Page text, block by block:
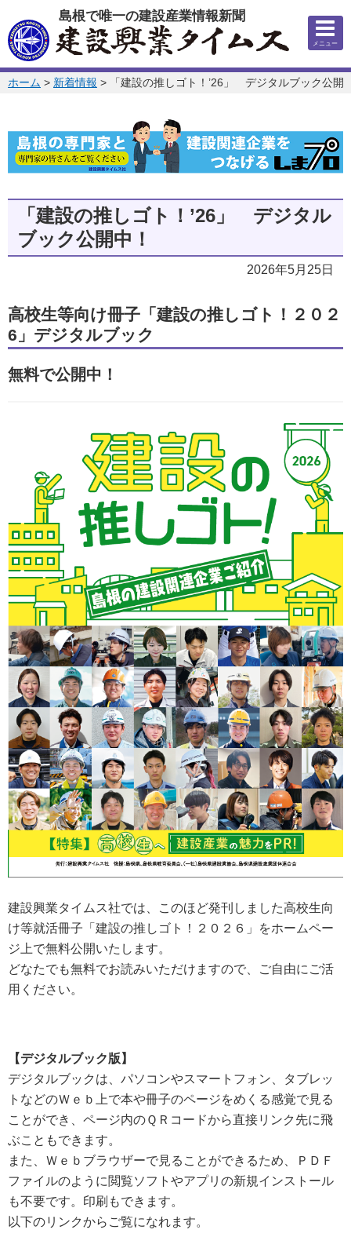
このページの本文へ
島根で唯一の建設産業情報新聞
メニュー
このページの位置:
ホーム > 新着情報 > 「建設の推しゴト！’26」 デジタルブック公開
「建設の推しゴト！’26」 デジタル
ブック公開中！
2026年5月25日
高校生等向け冊子「建設の推しゴト！２０２
6」デジタルブック
無料で公開中！
建設興業タイムス社では、このほど発刊しました高校生向
け等就活冊子「建設の推しゴト！２０２６」をホームペー
ジ上で無料公開いたします。
どなたでも無料でお読みいただけますので、ご自由にご活
用ください。
【デジタルブック版】
デジタルブックは、パソコンやスマートフォン、タブレッ
トなどのＷｅｂ上で本や冊子のページをめくる感覚で見る
ことができ、ページ内のＱＲコードから直接リンク先に飛
ぶこともできます。
また、Ｗｅｂブラウザーで見ることができるため、ＰＤＦ
ファイルのように閲覧ソフトやアプリの新規インストール
も不要です。印刷もできます。
以下のリンクからご覧になれます。